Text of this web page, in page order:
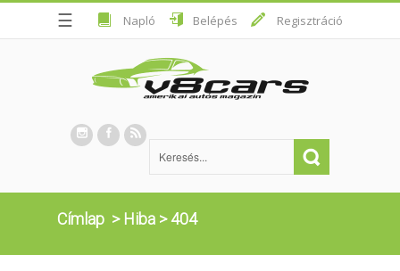
☰ Napló Belépés Regisztráció
Címlap > Hiba >404